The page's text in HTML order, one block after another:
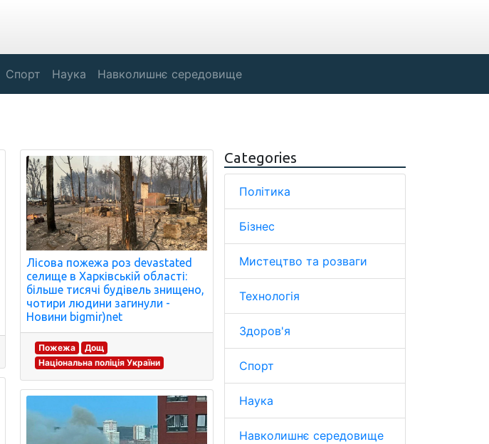
Спорт Наука Навколишнє середовище
Лісова пожежа роз devastated
селище в Харківській області:
більше тисячі будівель знищено,
чотири людини загинули -
Новини bigmir)net
Пожежа
Дощ
Національна поліція України
Categories
Політика
Бізнес
Мистецтво та розваги
Технологія
Здоров'я
Спорт
Наука
Навколишнє середовище